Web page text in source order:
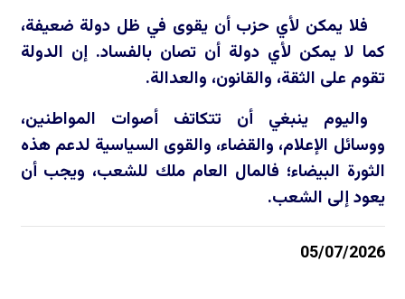
فلا يمكن لأي حزب أن يقوى في ظل دولة ضعيفة،
كما لا يمكن لأي دولة أن تصان بالفساد. إن الدولة
تقوم على الثقة، والقانون، والعدالة.
واليوم ينبغي أن تتكاتف أصوات المواطنين،
ووسائل الإعلام، والقضاء، والقوى السياسية لدعم هذه
الثورة البيضاء؛ فالمال العام ملك للشعب، ويجب أن
يعود إلى الشعب.
05/07/2026